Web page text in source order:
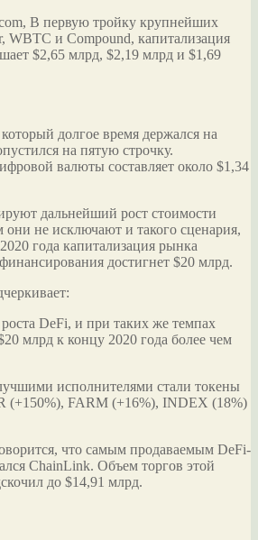
В первую тройку крупнейших
WBTC и Compound, капитализация
$2,65 млрд, $2,19 млрд и $1,69
долгое время держался на
на пятую строчку.
валюты составляет около $1,34
дальнейший рост стоимости
не исключают и такого сценария,
года капитализация рынка
достигнет $20 млрд.
DeFi, и при таких же темпах
млрд к концу 2020 года более чем
исполнителями стали токены
(+150%), FARM (+16%), INDEX (18%)
что самым продаваемым DeFi-
ChainLink. Объем торгов этой
до $14,91 млрд.